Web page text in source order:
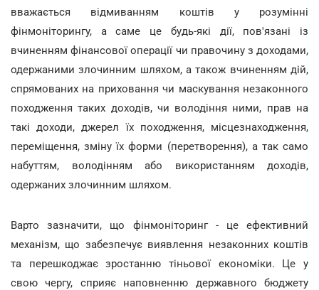
вважається відмиванням коштів у розумінні
фінмоніторингу, а саме це будь-які дії, пов'язані із
вчиненням фінансової операції чи правочину з доходами,
одержаними злочинним шляхом, а також вчиненням дій,
спрямованих на приховання чи маскування незаконного
походження таких доходів, чи володіння ними, прав на
такі доходи, джерел їх походження, місцезнаходження,
переміщення, зміну їх форми (перетворення), а так само
набуттям, володінням або використанням доходів,
одержаних злочинним шляхом.
Варто зазначити, що фінмоніторинг - це ефективний
механізм, що забезпечує виявлення незаконних коштів
та перешкоджає зростанню тіньової економіки. Це у
свою чергу, сприяє наповненню державного бюджету